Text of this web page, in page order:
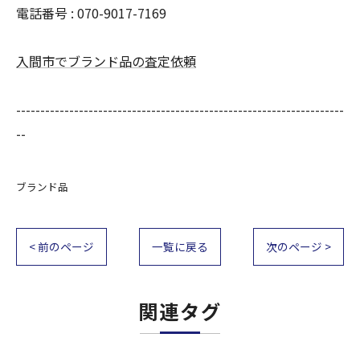
電話番号 : 070-9017-7169
入間市でブランド品の査定依頼
--------------------------------------------------------------------
--
ブランド品
< 前のページ 一覧に戻る 次のページ >
関連タグ